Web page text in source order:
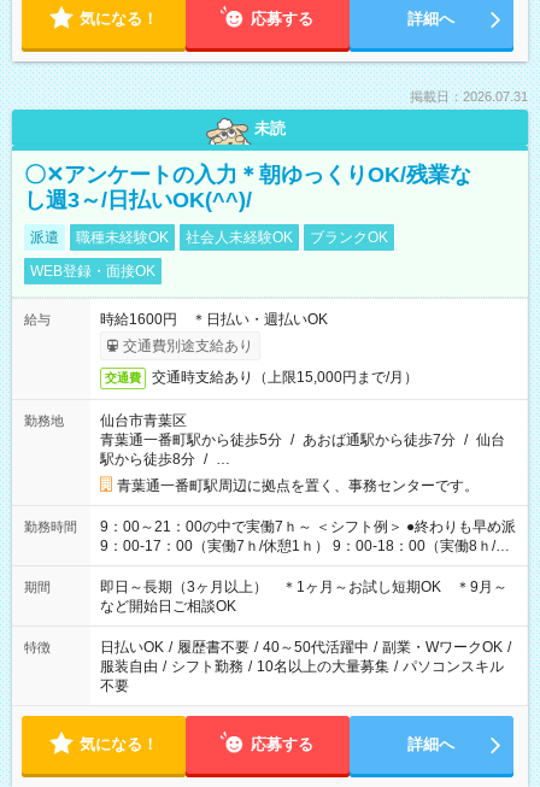
気になる！ 応募する 詳細へ
掲載日：2026.07.31
未読
〇✕アンケートの入力＊朝ゆっくりOK/残業な
し週3～/日払いOK(^^)/
派遣 職種未経験OK 社会人未経験OK
ブランクOK
WEB登録・面接OK
給与
時給1600円 ＊日払い・週払いOK
交通費別途支給あり
交通費 交通時支給あり（上限15,000円まで/月）
勤務地
仙台市青葉区
青葉通一番町駅から徒歩5分 / あおば通駅から徒歩7分 / 仙台
駅から徒歩8分 / …
青葉通一番町駅周辺に拠点を置く、事務センターです。
勤務時間
9：00～21：00の中で実働7ｈ～ ＜シフト例＞ ●終わりも早め派
9：00-17：00（実働7ｈ/休憩1ｈ） 9：00-18：00（実働8ｈ/休
憩1ｈ） 10：00-19：00（実働8ｈ/休憩1ｈ） ●朝ゆっくり派
11：00-20：00（実働8ｈ/休憩1ｈ） 12：00-20：00（実働7ｈ/
休憩1ｈ） 12：00-21：00（実働8ｈ/休憩1ｈ） 13：00-22：
00（実働8ｈ/休憩1ｈ） ＊時間帯固定OK
期間
即日～長期（3ヶ月以上） ＊1ヶ月～お試し短期OK ＊9月～
など開始日ご相談OK
特徴 日払いOK / 履歴書不要 / 40～50代活躍中 / 副業・WワークOK /
服装自由 / シフト勤務 / 10名以上の大量募集 / パソコンスキル
不要
気になる！ 応募する 詳細へ